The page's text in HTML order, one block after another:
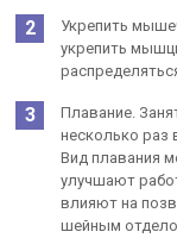
Укрепить
укрепить
Плавание.
несколько раз
Вид плавания
улучшают
влияют на
шейным